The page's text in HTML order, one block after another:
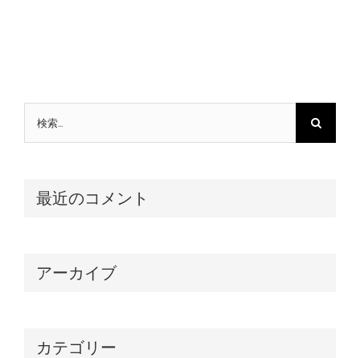
最近のコメント
アーカイブ
カテゴリー